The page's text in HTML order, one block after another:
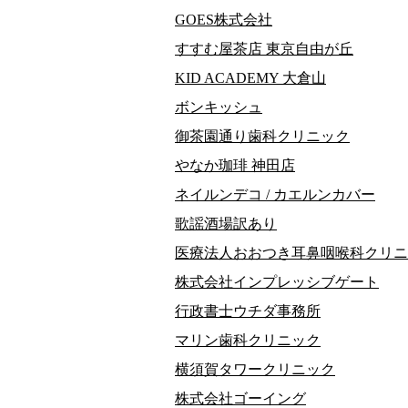
GOES株式会社
すすむ屋茶店 東京自由が丘
KID ACADEMY 大倉山
ボンキッシュ
御茶園通り歯科クリニック
やなか珈琲 神田店
ネイルンデコ / カエルンカバー
歌謡酒場訳あり
医療法人おおつき耳鼻咽喉科クリ
株式会社インプレッシブゲート
行政書士ウチダ事務所
マリン歯科クリニック
横須賀タワークリニック
株式会社ゴーイング